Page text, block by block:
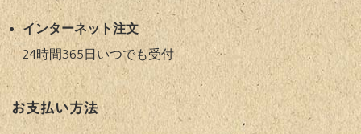
インターネット注文
24時間365日いつでも受付​
お支払い方法